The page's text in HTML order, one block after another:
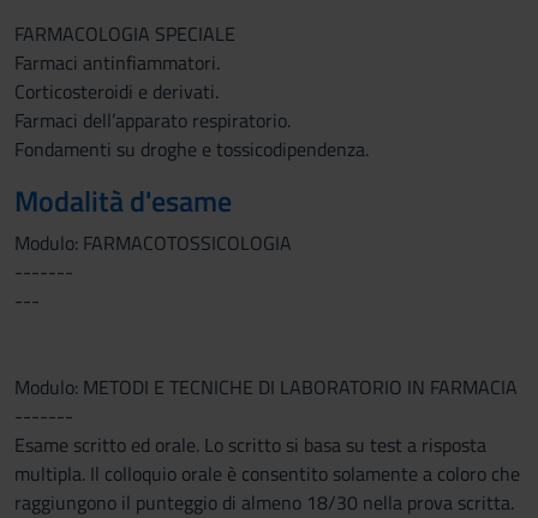
FARMACOLOGIA SPECIALE
Farmaci antinfiammatori.
Corticosteroidi e derivati.
Farmaci dell’apparato respiratorio.
Fondamenti su droghe e tossicodipendenza.
Modalità d'esame
Modulo: FARMACOTOSSICOLOGIA
-------
---
Modulo: METODI E TECNICHE DI LABORATORIO IN FARMACIA
-------
Esame scritto ed orale. Lo scritto si basa su test a risposta
multipla. Il colloquio orale è consentito solamente a coloro che
raggiungono il punteggio di almeno 18/30 nella prova scritta.